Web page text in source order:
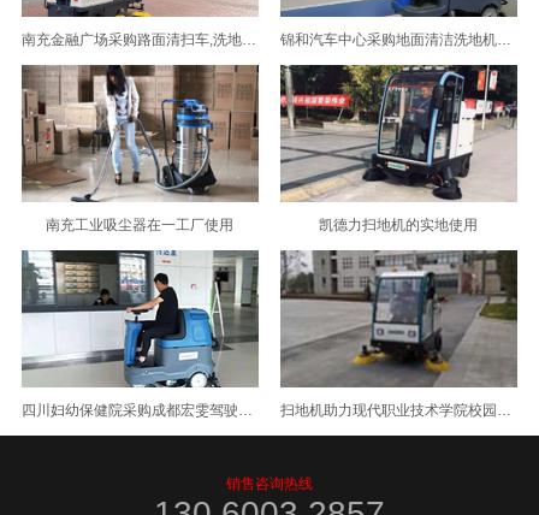
南充金融广场采购路面清扫车,洗地机选择了成都宏雯公司 锦和汽车中心采购地面清洁洗地机选择了成都宏雯公司
南充工业吸尘器在一工厂使用 凯德力扫地机的实地使用
销售咨询热线